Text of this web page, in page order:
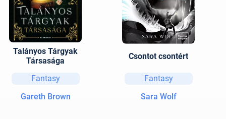
Talányos Tárgyak
Társasága
Fantasy
Gareth Brown
Csontot csontért
Fantasy
Sara Wolf